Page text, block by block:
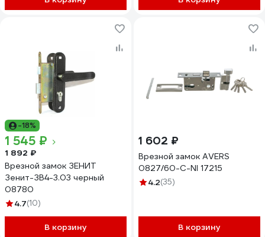
-18%
1 545 ₽
1 892 ₽
Врезной замок ЗЕНИТ
Зенит-ЗВ4-3.03 черный
08780
4.7(10)
В корзину
1 602 ₽
Врезной замок AVERS
0827/60-C-NI 17215
4.2(35)
В корзину